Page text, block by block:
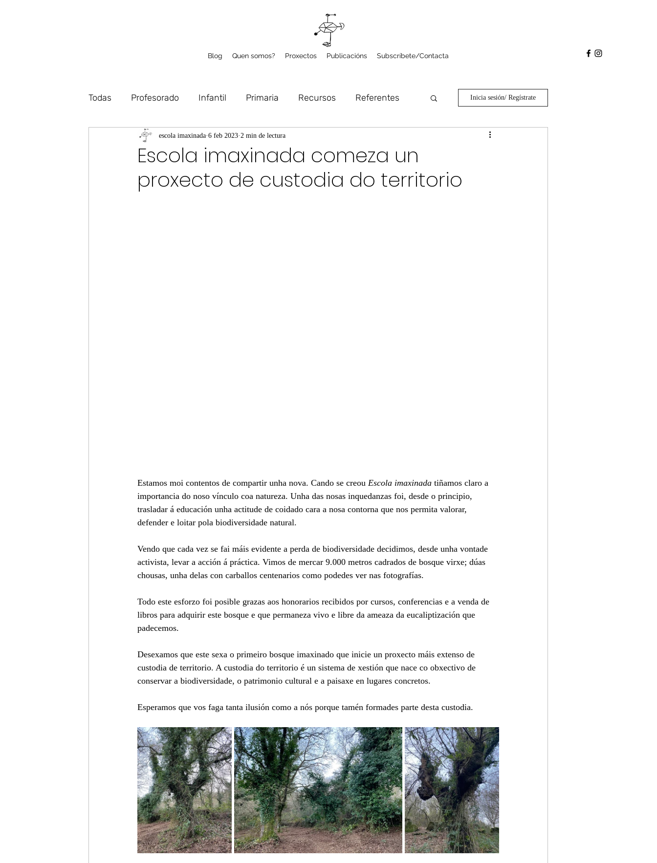
Blog Quen somos? Proxectos Publicacións Subscríbete/Contacta
Todas Profesorado Infantil Primaria Recursos Referentes
Deseño Volume Microproxectos
Inicia sesión/ Regístrate
Escola imaxinada comeza un
proxecto de custodia do territorio
escola imaxinada 6 feb 2023 2 min de lectura
Estamos moi contentos de compartir unha nova. Cando se creou Escola imaxinada tiñamos claro a
importancia do noso vínculo coa natureza. Unha das nosas inquedanzas foi, desde o principio,
trasladar á educación unha actitude de coidado cara a nosa contorna que nos permita valorar,
defender e loitar pola biodiversidade natural.
Vendo que cada vez se fai máis evidente a perda de biodiversidade decidimos, desde unha vontade
activista, levar a acción á práctica. Vimos de mercar 9.000 metros cadrados de bosque virxe; dúas
chousas, unha delas con carballos centenarios como podedes ver nas fotografías.
Todo este esforzo foi posible grazas aos honorarios recibidos por cursos, conferencias e a venda de
libros para adquirir este bosque e que permaneza vivo e libre da ameaza da eucaliptización que
padecemos.
Desexamos que este sexa o primeiro bosque imaxinado que inicie un proxecto máis extenso de
custodia de territorio. A custodia do territorio é un sistema de xestión que nace co obxectivo de
conservar a biodiversidade, o patrimonio cultural e a paisaxe en lugares concretos.
Esperamos que vos faga tanta ilusión como a nós porque tamén formades parte desta custodia.